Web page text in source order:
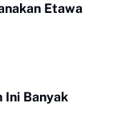
Etawa
Ini Banyak